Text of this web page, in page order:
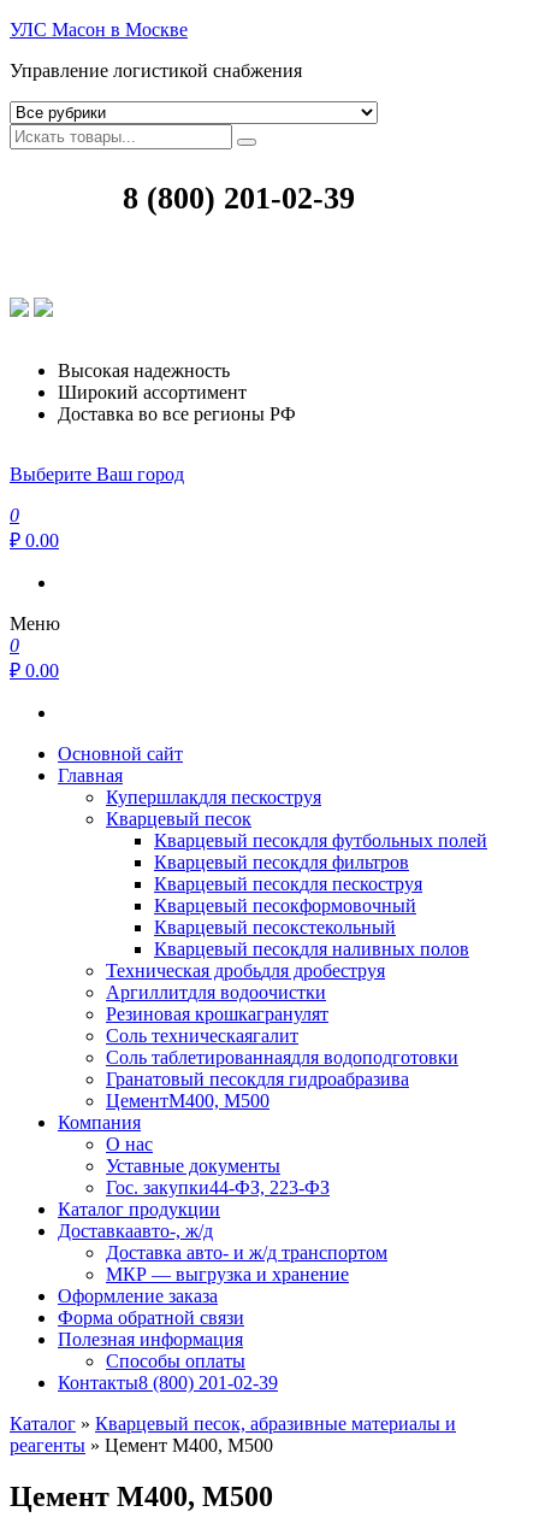
УЛС Масон в Москве
Управление логистикой снабжения
8 (800) 201-02-39
Высокая надежность
Широкий ассортимент
Доставка во все регионы РФ
Выберите Ваш город
0
₽ 0.00
Меню
0
₽ 0.00
Основной сайт
Главная
Купершлакдля пескоструя
Кварцевый песок
Кварцевый песокдля футбольных полей
Кварцевый песокдля фильтров
Кварцевый песокдля пескоструя
Кварцевый песокформовочный
Кварцевый песокстекольный
Кварцевый песокдля наливных полов
Техническая дробьдля дробеструя
Аргиллитдля водоочистки
Резиновая крошкагранулят
Соль техническаягалит
Соль таблетированнаядля водоподготовки
Гранатовый песокдля гидроабразива
ЦементМ400, М500
Компания
О нас
Уставные документы
Гос. закупки44-ФЗ, 223-ФЗ
Каталог продукции
Доставкаавто-, ж/д
Доставка авто- и ж/д транспортом
МКР — выгрузка и хранение
Оформление заказа
Форма обратной связи
Полезная информация
Способы оплаты
Контакты8 (800) 201-02-39
Каталог » Кварцевый песок, абразивные материалы и
реагенты » Цемент М400, М500
Цемент М400, М500